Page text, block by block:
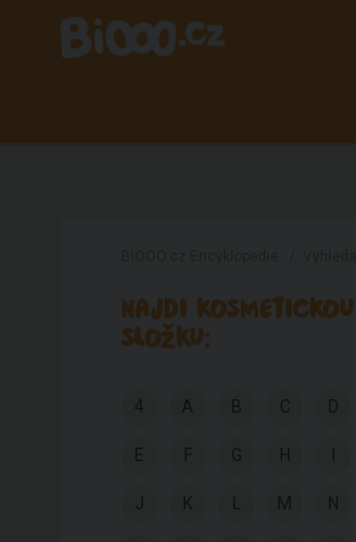
NAJDI KOSMETICKOU
SLOŽKU:
4 A B C D
E F G H
J K M N